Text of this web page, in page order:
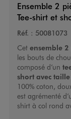
Ensemble 2
Tee-shirt et
Réf. : 50081073
Cet ensemble
les bouts de
composé d’un
short avec
100% coton,
est agrémenté
shirt à col rond